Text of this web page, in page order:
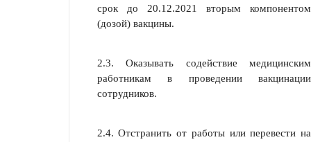
срок до 20.12.2021 вторым компонентом
(дозой) вакцины.
2.3. Оказывать содействие медицинским
работникам в проведении вакцинации
сотрудников.
2.4. Отстранить от работы или перевести на